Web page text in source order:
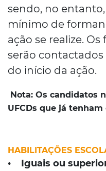
sendo, no
mínimo de
ação se realize.
serão
do início da ação.
Nota: Os candidatos
UFCDs que já
HABILITAÇÕES
• Iguais ou